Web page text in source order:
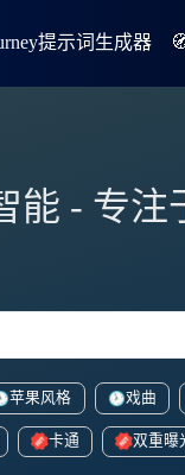
提示词生成器
能 - 专注
苹果风格 戏曲
卡通 双重曝